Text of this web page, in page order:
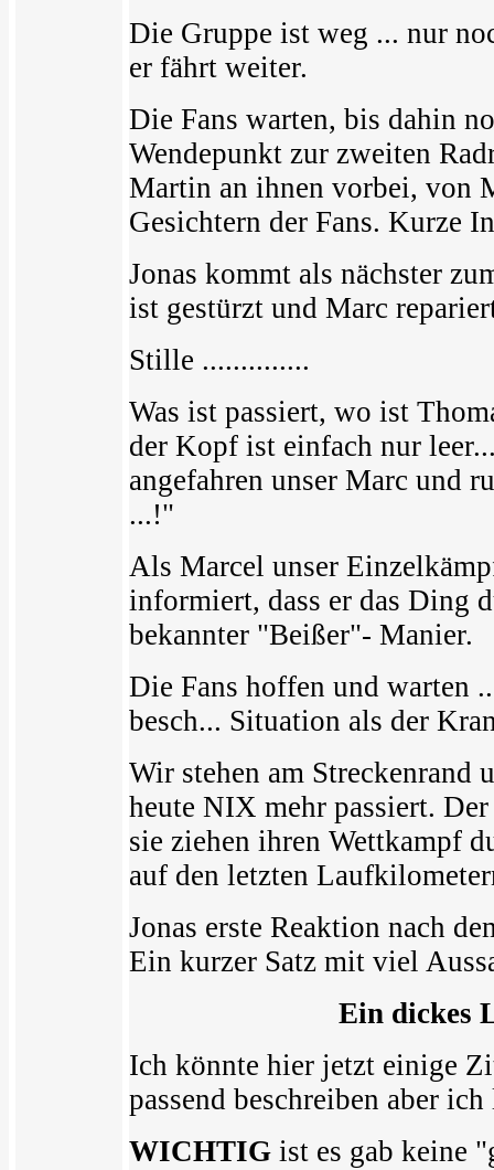
Die Gruppe ist weg ... nur
er fährt weiter.
Die Fans warten, bis dahin
Wendepunkt zur zweiten
Martin an ihnen vorbei, von
Gesichtern der Fans. Kurze
Jonas kommt als nächster
ist gestürzt und Marc
Stille ..............
Was ist passiert, wo ist
der Kopf ist einfach nur
angefahren unser Marc und
...!"
Als Marcel unser
informiert, dass er das Ding
bekannter "Beißer"- Manier.
Die Fans hoffen und warten
besch... Situation als der
Wir stehen am Streckenrand
heute NIX mehr passiert.
sie ziehen ihren Wettkampf
auf den letzten
Jonas erste Reaktion nach
Ein kurzer Satz mit viel
Ein dickes
Ich könnte hier jetzt einige
passend beschreiben aber ich
WICHTIG ist es gab keine